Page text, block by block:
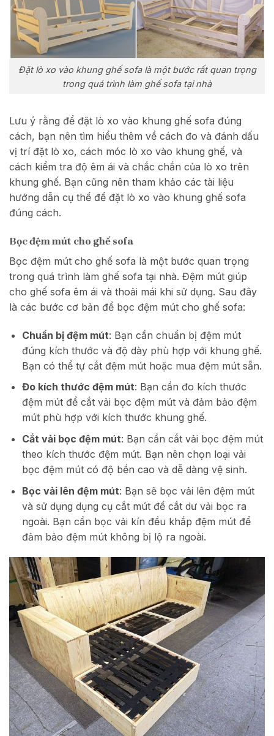
Đặt lò xo vào khung ghế sofa là một bước rất quan trọng
trong quá trình làm ghế sofa tại nhà
Lưu ý rằng để đặt lò xo vào khung ghế sofa đúng
cách, bạn nên tìm hiểu thêm về cách đo và đánh dấu
vị trí đặt lò xo, cách móc lò xo vào khung ghế, và
cách kiểm tra độ êm ái và chắc chắn của lò xo trên
khung ghế. Bạn cũng nên tham khảo các tài liệu
hướng dẫn cụ thể để đặt lò xo vào khung ghế sofa
đúng cách.
Bọc đệm mút cho ghế sofa
Bọc đệm mút cho ghế sofa là một bước quan trọng
trong quá trình làm ghế sofa tại nhà. Đệm mút giúp
cho ghế sofa êm ái và thoải mái khi sử dụng. Sau đây
là các bước cơ bản để bọc đệm mút cho ghế sofa:
Chuẩn bị đệm mút: Bạn cần chuẩn bị đệm mút
đúng kích thước và độ dày phù hợp với khung ghế.
Bạn có thể tự cắt đệm mút hoặc mua đệm mút sẵn.
Đo kích thước đệm mút: Bạn cần đo kích thước
đệm mút để cắt vải bọc đệm mút và đảm bảo đệm
mút phù hợp với kích thước khung ghế.
Cắt vải bọc đệm mút: Bạn cần cắt vải bọc đệm mút
theo kích thước đệm mút. Bạn nên chọn loại vải
bọc đệm mút có độ bền cao và dễ dàng vệ sinh.
Bọc vải lên đệm mút: Bạn sẽ bọc vải lên đệm mút
và sử dụng dụng cụ cắt mút để cắt dư vải bọc ra
ngoài. Bạn cần bọc vải kín đều khắp đệm mút để
đảm bảo đệm mút không bị lộ ra ngoài.